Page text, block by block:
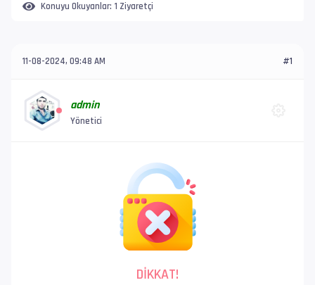
Konuyu Okuyanlar: 1 Ziyaretçi
11-08-2024, 09:48 AM #1
admin
Yönetici
DİKKAT!